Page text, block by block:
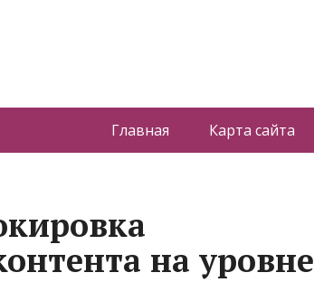
Главная Карта сайта
на уровне